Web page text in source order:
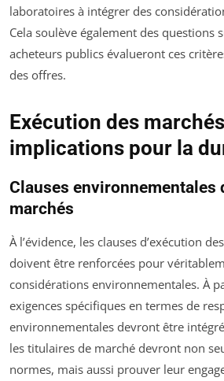
laboratoires à intégrer des
Cela soulève également des questions
acheteurs publics évalueront ces
des offres.
Exécution des
implications pour la
Clauses environnementales
marchés
À l’évidence, les clauses d’exécution
doivent être renforcées pour
considérations environnementales. À
exigences spécifiques en termes de
environnementales devront être
les titulaires de marché devront non
normes, mais aussi prouver leur